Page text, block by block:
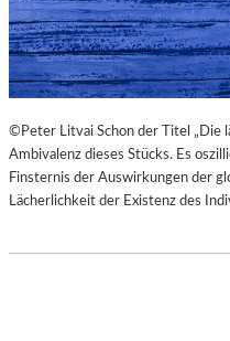
©Peter Litvai Schon der Titel „Die
Ambivalenz dieses Stücks. Es
Finsternis der Auswirkungen der
Lächerlichkeit der Existenz des